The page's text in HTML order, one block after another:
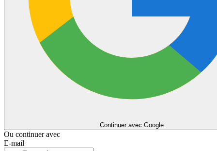
Continuer avec Google
Ou continuer avec
E-mail